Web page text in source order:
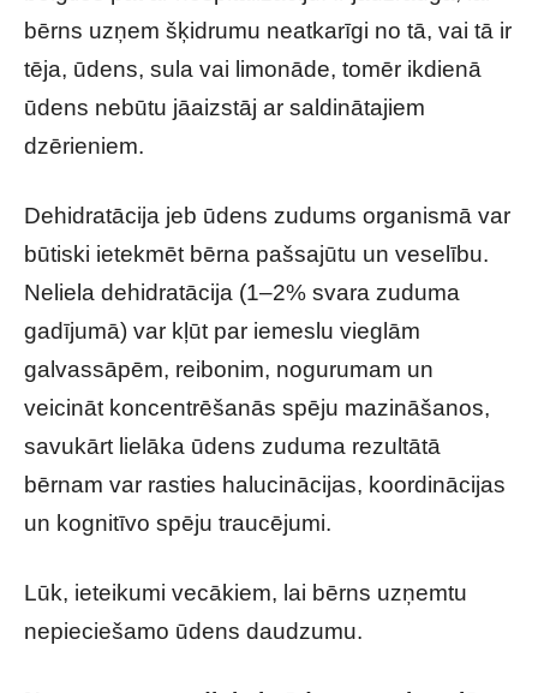
bērns uzņem šķidrumu neatkarīgi no tā, vai tā ir
tēja, ūdens, sula vai limonāde, tomēr ikdienā
ūdens nebūtu jāaizstāj ar saldinātajiem
dzērieniem.
Dehidratācija jeb ūdens zudums organismā var
būtiski ietekmēt bērna pašsajūtu un veselību.
Neliela dehidratācija (1–2% svara zuduma
gadījumā) var kļūt par iemeslu vieglām
galvassāpēm, reibonim, nogurumam un
veicināt koncentrēšanās spēju mazināšanos,
savukārt lielāka ūdens zuduma rezultātā
bērnam var rasties halucinācijas, koordinācijas
un kognitīvo spēju traucējumi.
Lūk, ieteikumi vecākiem, lai bērns uzņemtu
nepieciešamo ūdens daudzumu.